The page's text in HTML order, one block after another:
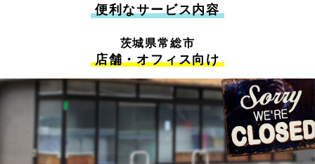
便利なサービス内容
茨城県常総市
店舗・オフィス向け